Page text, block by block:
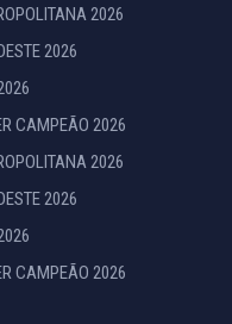
2026
2026
CAMPEÃO 2026
2026
2026
CAMPEÃO 2026